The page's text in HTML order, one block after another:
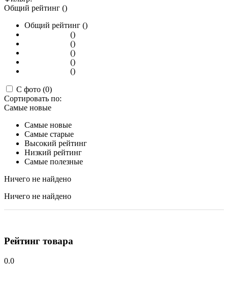
Общий рейтинг ()
Общий рейтинг ()
()
()
()
()
()
С фото (0)
Сортировать по:
Самые новые
Самые новые
Самые старые
Высокий рейтинг
Низкий рейтинг
Самые полезные
Ничего не найдено
Ничего не найдено
Рейтинг товара
0.0